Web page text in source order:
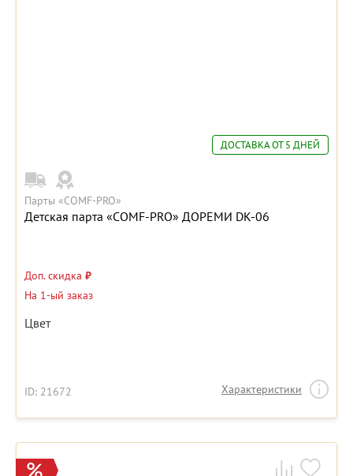
ДОСТАВКА ОТ 5 ДНЕЙ
Парты «COMF-PRO»
Детская парта «COMF-PRO» ДОРЕМИ DK-06
Доп. скидка ₽
На 1-ый заказ
Цвет
ID: 21672 Характеристики